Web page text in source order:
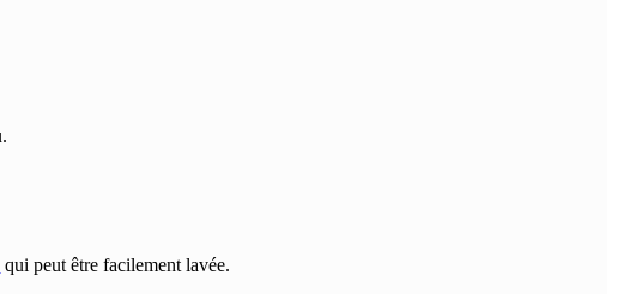
qui peut être facilement lavée.